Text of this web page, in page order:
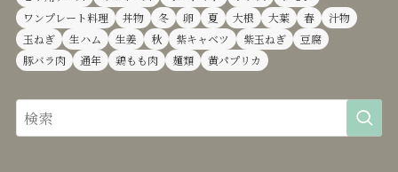
ワンプレート料理
丼物 冬 卵 夏 大根 大葉 春
汁物
玉ねぎ
生ハム 生姜 秋 紫キャベツ 紫玉ねぎ
豆腐
豚バラ肉
通年 鶏もも肉 麺類 黄パプリカ